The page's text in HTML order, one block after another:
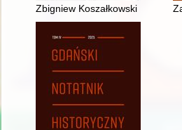
Zbigniew Koszałkowski :